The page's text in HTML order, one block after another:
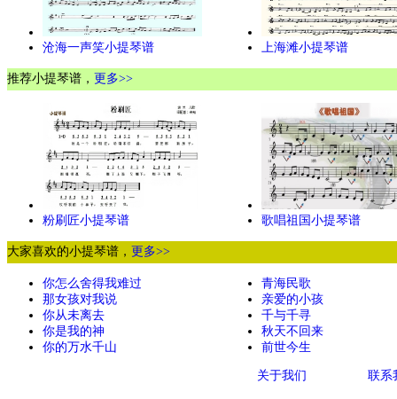
沧海一声笑小提琴谱 上海滩小提琴谱
推荐小提琴谱， 更多>>
粉刷匠小提琴谱 歌唱祖国小提琴谱
大家喜欢的小提琴谱， 更多>>
你怎么舍得我难过
那女孩对我说
你从未离去
你是我的神
你的万水千山
青海民歌
亲爱的小孩
千与千寻
秋天不回来
前世今生
关于我们 联系